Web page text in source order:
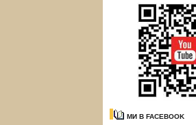
МИ В FACEBOOK